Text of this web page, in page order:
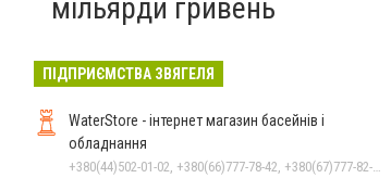
мільярди гривень
ПІДПРИЄМСТВА ЗВЯГЕЛЯ
WaterStore - інтернет магазин басейнів і
обладнання
+380(44)502-01-02, +380(66)777-78-42, +380(67)777-82-19, +380(67)890-80-80, +380(73)890-80-80, +380(44)502-01-03